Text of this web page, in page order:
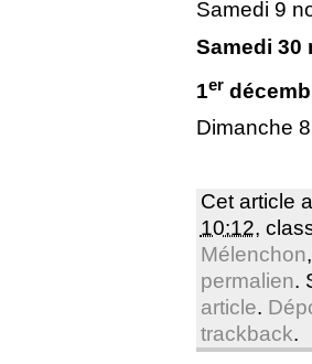
Samedi 9
Samedi 30
1er
Dimanche
Cet article
10:12,
Mélenchon
permalien.
article.
trackback.